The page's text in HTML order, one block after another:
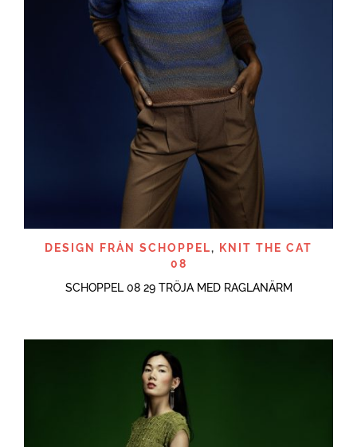
DESIGN FRÅN SCHOPPEL,
KNIT THE CAT
08
SCHOPPEL 08 29 TRÖJA MED RAGLANÄRM